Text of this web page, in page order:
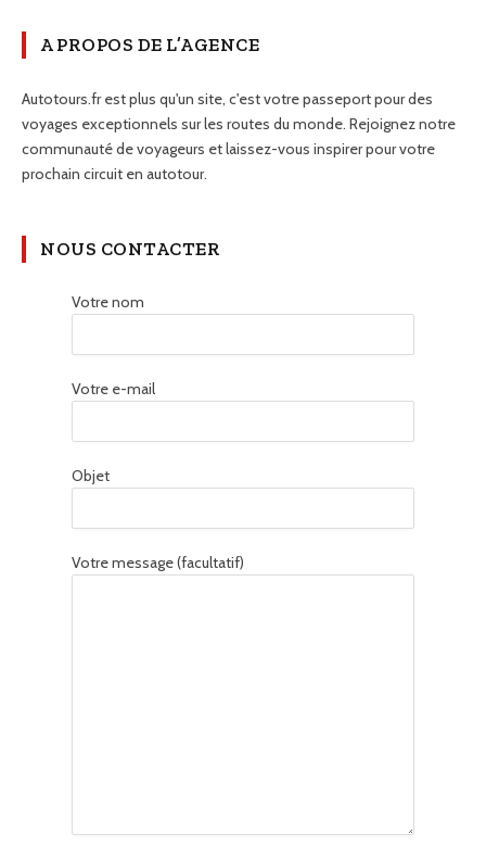
A PROPOS DE L’AGENCE
Autotours.fr est plus qu'un site, c'est votre passeport pour des
voyages exceptionnels sur les routes du monde. Rejoignez notre
communauté de voyageurs et laissez-vous inspirer pour votre
prochain circuit en autotour.
NOUS CONTACTER
Votre nom
Votre e-mail
Objet
Votre message (facultatif)